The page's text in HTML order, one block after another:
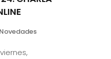
Novedades